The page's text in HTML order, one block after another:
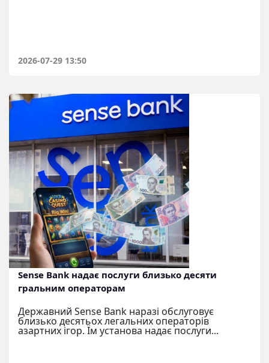
2026-07-29 13:50
Sense Bank надає послуги близько десяти
гральним операторам
Державний Sense Bank наразі обслуговує
близько десятьох легальних операторів
азартних ігор. Їм установа надає послуги...